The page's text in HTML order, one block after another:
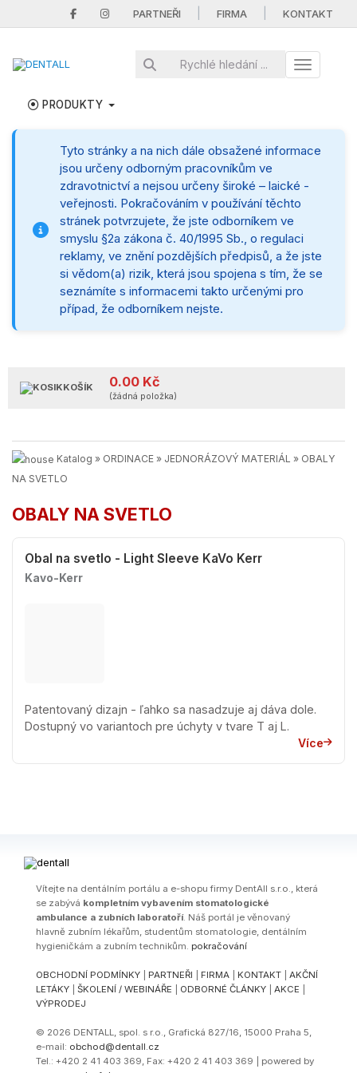
PARTNEŘI FIRMA KONTAKT
Toggle
PRODUKTY
Tyto stránky a na nich dále obsažené informace
jsou určeny odborným pracovníkům ve
zdravotnictví a nejsou určeny široké – laické -
veřejnosti. Pokračováním v používání těchto
stránek potvrzujete, že jste odborníkem ve
smyslu §2a zákona č. 40/1995 Sb., o regulaci
reklamy, ve znění pozdějších předpisů, a že jste
si vědom(a) rizik, která jsou spojena s tím, že se
seznámíte s informacemi takto určenými pro
případ, že odborníkem nejste.
KOŠÍK 0.00 Kč
(žádná položka)
Katalog » ORDINACE » JEDNORÁZOVÝ MATERIÁL » OBALY
NA SVETLO
OBALY NA SVETLO
Obal na svetlo - Light Sleeve KaVo Kerr
Kavo-Kerr
Patentovaný dizajn - ľahko sa nasadzuje aj dáva dole.
Dostupný vo variantoch pre úchyty v tvare T aj L.
Více
Ví­tejte na dentálním portálu a e-shopu firmy DentAll s.r.o., která
se zabývá kompletním vybavením stomatologické
ambulance a zubních laboratoří. Náš portál je věnovaný
hlavně zubním lékařům, studentům stomatologie, dentálním
hygieničkám a zubním technikům. pokračování
OBCHODNÍ PODMÍNKY PARTNEŘI FIRMA KONTAKT
AKČNÍ
LETÁKY
ŠKOLENÍ / WEBINÁŘE ODBORNÉ ČLÁNKY AKCE
VÝPRODEJ
© 2026 DENTALL, spol. s r.o., Grafická 827/16, 15000 Praha 5,
e-mail: obchod@dentall.cz
Tel.: +420 2 41 403 369, Fax: +420 2 41 403 369 | powered by